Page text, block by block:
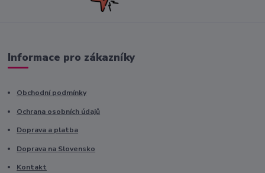
Informace pro zákazníky
Obchodní podmínky
Ochrana osobních údajů
Doprava a platba
Doprava na Slovensko
Kontakt